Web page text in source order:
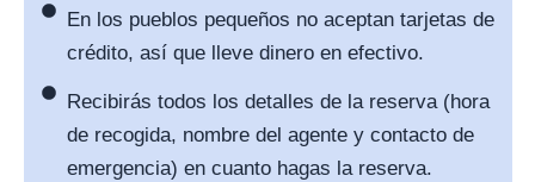
En los pueblos pequeños no aceptan tarjetas de
crédito, así que lleve dinero en efectivo.
Recibirás todos los detalles de la reserva (hora
de recogida, nombre del agente y contacto de
emergencia) en cuanto hagas la reserva.